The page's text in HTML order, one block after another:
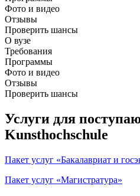
Фото и видео
Отзывы
Проверить шансы
О вузе
Требования
Программы
Фото и видео
Отзывы
Проверить шансы
Услуги для
Kunsthochschule
Пакет услуг «Бакалавриат и
Пакет услуг «Магистратура»